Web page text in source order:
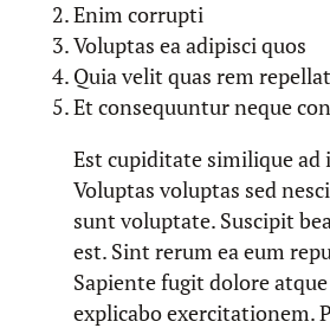
Enim corrupti
Voluptas ea adipisci quos
Quia velit quas rem
Et consequuntur neque
Est cupiditate similique ad
Voluptas voluptas sed
sunt voluptate. Suscipit
est. Sint rerum ea eum
Sapiente fugit dolore
explicabo exercitationem.